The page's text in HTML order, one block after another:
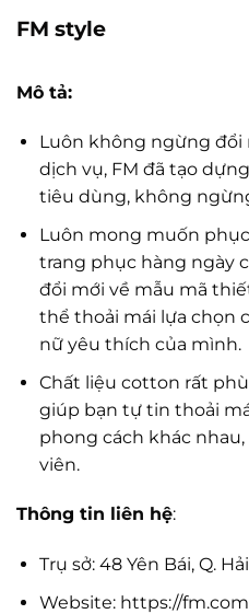
FM style
Mô tả:
Luôn không ngừng đổi
dịch vụ, FM đã tạo
tiêu dùng, không
Luôn mong muốn
trang phục hàng ngày
đổi mới về mẫu mã
thể thoải mái lựa chọn
nữ yêu thích của mình.
Chất liệu cotton rất
giúp bạn tự tin thoải
phong cách khác
viên.
Thông tin liên hệ:
Trụ sở: 48 Yên Bái, Q.
Website: https://